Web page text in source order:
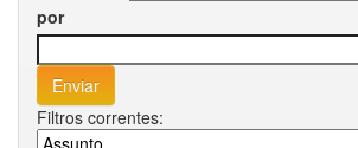
por
Filtros correntes: